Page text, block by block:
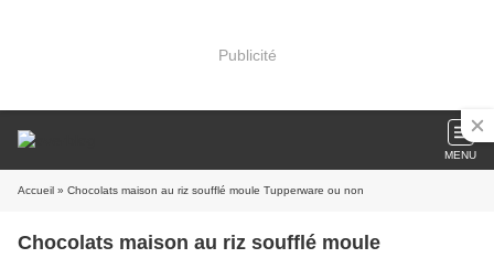
Publicité
MENU
Accueil » Chocolats maison au riz soufflé moule Tupperware ou non
Chocolats maison au riz soufflé moule